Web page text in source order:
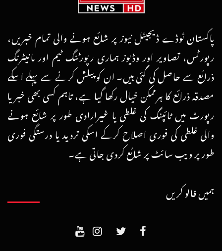
پاکستان ٹوڈے ڈیجیٹل نیوز پر شائع ہونے والی تمام خبریں،
رپورٹس، تصاویر اور وڈیوز ہماری رپورٹنگ ٹیم اور مانیٹرنگ
ذرائع سے حاصل کی گئی ہیں۔ ان کو پبلش کرنے سے پہلے اسکے
مصدقہ ذرائع کا ہرممکن خیال رکھا گیا ہے، تاہم کسی بھی خبر یا
رپورٹ میں ٹائپنگ کی غلطی یا غیرارادی طور پر شائع ہونے
والی غلطی کی فوری اصلاح کرکے اسکی تردید یا درستگی فوری
طور پر ویب سائٹ پر شائع کردی جاتی ہے۔
ہمیں فالو کریں